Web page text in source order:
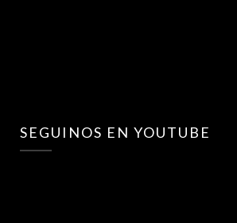
SEGUINOS EN YOUTUBE